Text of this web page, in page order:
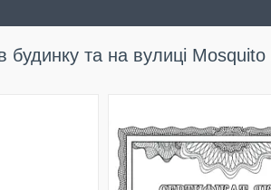
в будинку та на вулиці